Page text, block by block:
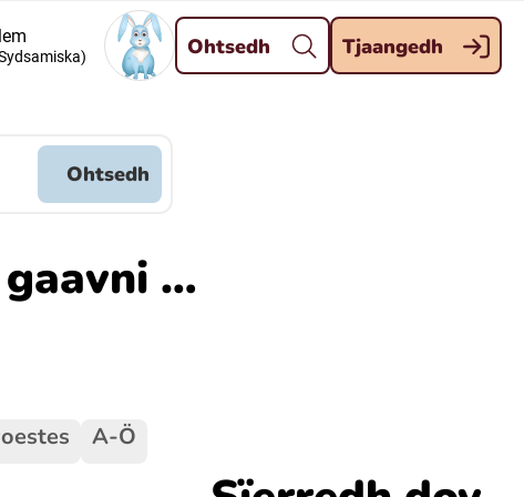
Meänkieli
Davvisámegiella (Nordsamiska)
Kelderash (Romska)
Ohtsedh Tjaangedh
Ohtsedh
…
A-Ö